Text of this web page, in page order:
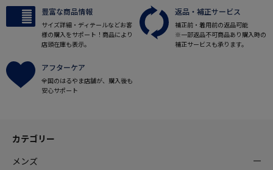
豊富な商品情報
サイズ詳細・ディテールなどお客
様の購入をサポート！商品により
店頭在庫も表示。
返品・補正サービス
補正前・着用前の返品可能
※一部返品不可商品あり購入時の
補正サービスも承ります。
アフターケア
全国のはるやま店舗が、購入後も
安心サポート
カテゴリー
メンズ